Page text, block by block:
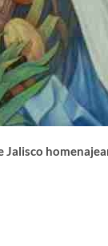
Jalisco